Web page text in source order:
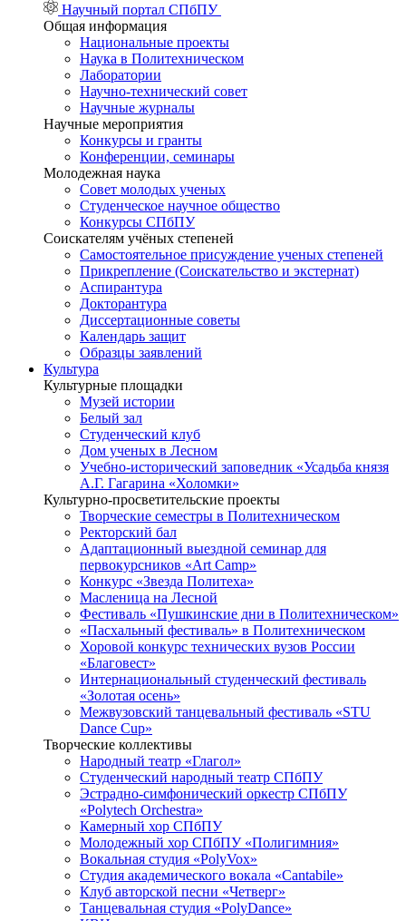
Научный портал СПбПУ
Общая информация
Национальные проекты
Наука в Политехническом
Лаборатории
Научно-технический совет
Научные журналы
Научные мероприятия
Конкурсы и гранты
Конференции, семинары
Молодежная наука
Совет молодых ученых
Студенческое научное общество
Конкурсы СПбПУ
Соискателям учёных степеней
Самостоятельное присуждение ученых степеней
Прикрепление (Соискательство и экстернат)
Аспирантура
Докторантура
Диссертационные советы
Календарь защит
Образцы заявлений
Культура
Культурные площадки
Музей истории
Белый зал
Студенческий клуб
Дом ученых в Лесном
Учебно-исторический заповедник «Усадьба князя
А.Г. Гагарина «Холомки»
Культурно-просветительские проекты
Творческие семестры в Политехническом
Ректорский бал
Адаптационный выездной семинар для
первокурсников «Art Camp»
Конкурс «Звезда Политеха»
Масленица на Лесной
Фестиваль «Пушкинские дни в Политехническом»
«Пасхальный фестиваль» в Политехническом
Хоровой конкурс технических вузов России
«Благовест»
Интернациональный студенческий фестиваль
«Золотая осень»
Межвузовский танцевальный фестиваль «STU
Dance Cup»
Творческие коллективы
Народный театр «Глагол»
Студенческий народный театр СПбПУ
Эстрадно-симфонический оркестр СПбПУ
«Polytech Orchestra»
Камерный хор СПбПУ
Молодежный хор СПбПУ «Полигимния»
Вокальная студия «PolyVox»
Студия академического вокала «Cantabile»
Клуб авторской песни «Четверг»
Танцевальная студия «PolyDance»